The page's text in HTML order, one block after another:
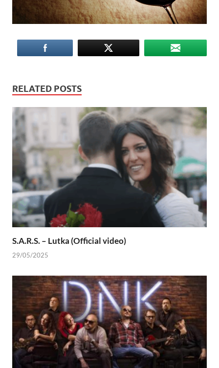
RELATED POSTS
S.A.R.S. – Lutka (Official video)
29/05/2025